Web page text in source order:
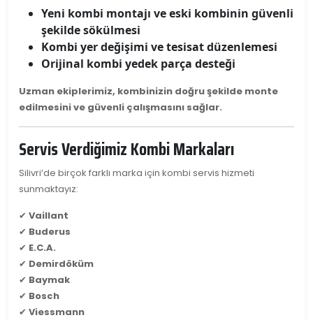
Yeni kombi montajı ve eski kombinin güvenli
şekilde sökülmesi
Kombi yer değişimi ve tesisat düzenlemesi
Orijinal kombi yedek parça desteği
Uzman ekiplerimiz, kombinizin doğru şekilde monte
edilmesini ve güvenli çalışmasını sağlar.
Servis Verdiğimiz Kombi Markaları
Silivri’de birçok farklı marka için kombi servis hizmeti
sunmaktayız:
✔ Vaillant
✔ Buderus
✔ E.C.A.
✔ Demirdöküm
✔ Baymak
✔ Bosch
✔ Viessmann